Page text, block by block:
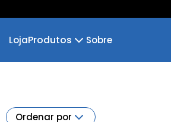
LojaProdutos Sobre
Ordenar por